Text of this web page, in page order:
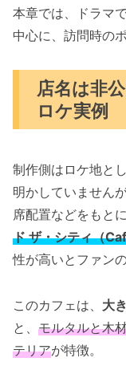
本章では、ドラマ
中心に、訪問時の
店名は非
ロケ実例
制作側はロケ地と
明かしていません
席配置などをもとに
ド ザ・シティ（
性が高いとファン
このカフェは、 大
と、 モルタルと木
テリアが特徴。